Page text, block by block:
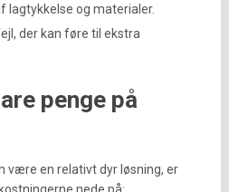
lagtykkelse og materialer.
der kan føre til ekstra
penge på
være en relativt dyr løsning, er